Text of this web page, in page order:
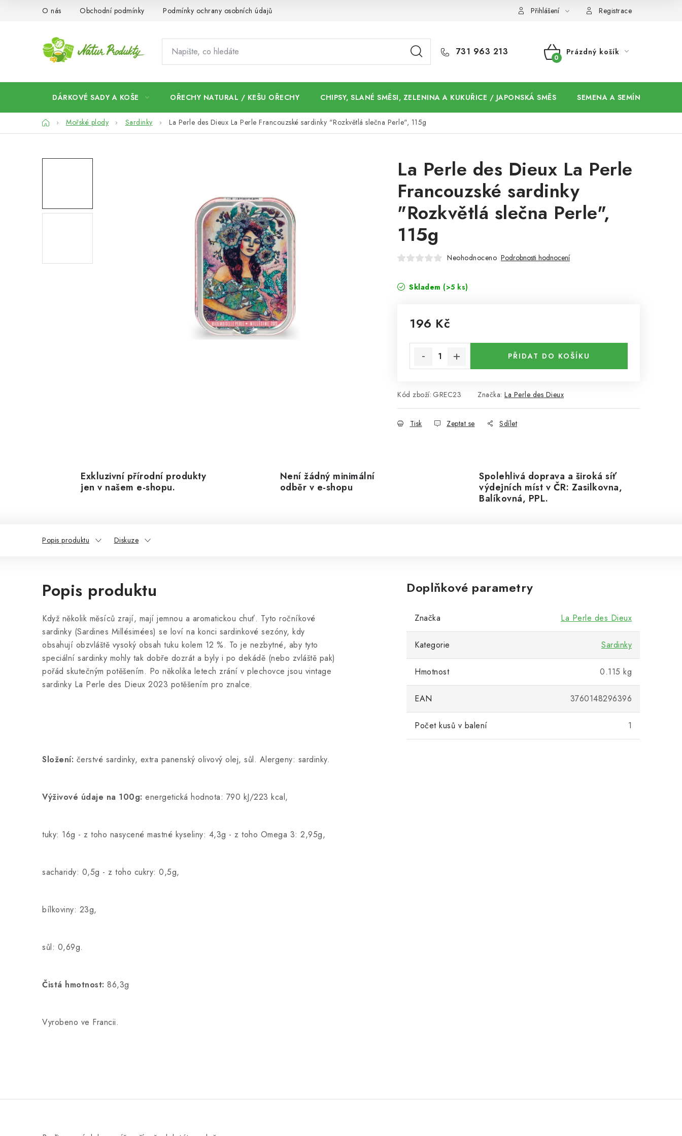
O nás Obchodní podmínky Podmínky ochrany osobních údajů Přihlášení Registrace
731 963 213
NÁKUPNÍ
Prázdný košík
DÁRKOVÉ SADY A KOŠE OŘECHY NATURAL / KEŠU OŘECHY CHIPSY, SLANÉ SMĚSI, ZELENINA A KUKUŘICE / JAPONSKÁ SMĚS SEMENA A SEMÍNKA / CHIA
DomůMořské plody Sardinky La Perle des Dieux La Perle Francouzské sardinky "Rozkvětlá slečna Perle", 115g
La Perle des Dieux La Perle
Francouzské sardinky
"Rozkvětlá slečna Perle",
115g
Neohodnoceno Podrobnosti hodnocení
Skladem (>5 ks)
196 Kč
PŘIDAT DO KOŠÍKU
Kód zboží: GREC23 Značka: La Perle des Dieux
Tisk Zeptat se Sdílet
Exkluzivní přírodní produkty
jen v našem e-shopu.
Není žádný minimální
odběr v e-shopu
Spolehlivá doprava a široká síť
výdejních míst v ČR: Zasilkovna,
Balíkovná, PPL.
Popis produktu Diskuze
Popis produktu
Když několik měsíců zrají, mají jemnou a aromatickou chuť. Tyto ročníkové
sardinky (Sardines Millésimées) se loví na konci sardinkové sezóny, kdy
obsahují obzvláště vysoký obsah tuku kolem 12 %. To je nezbytné, aby tyto
speciální sardinky mohly tak dobře dozrát a byly i po dekádě (nebo zvláště pak)
pořád skutečným potěšením. Po několika letech zrání v plechovce jsou vintage
sardinky La Perle des Dieux 2023 potěšením pro znalce.
Složení: čerstvé sardinky, extra panenský olivový olej, sůl. Alergeny: sardinky.
Výživové údaje na 100g: energetická hodnota: 790 kJ/223 kcal,
tuky: 16g - z toho nasycené mastné kyseliny: 4,3g - z toho Omega 3: 2,95g,
sacharidy: 0,5g - z toho cukry: 0,5g,
bílkoviny: 23g,
sůl: 0,69g.
Čistá hmotnost: 86,3g
Vyrobeno ve Francii.
Doplňkové parametry
Značka La Perle des Dieux
Kategorie Sardinky
Hmotnost 0.115 kg
EAN 3760148296396
Počet kusů v balení 1